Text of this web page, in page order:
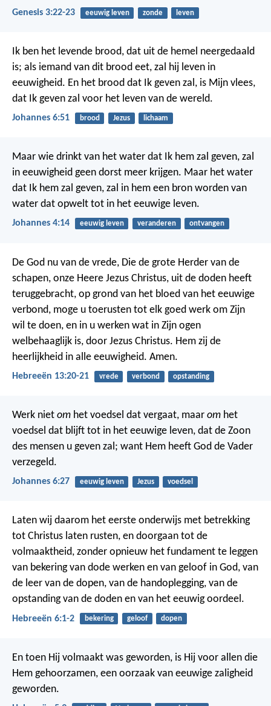
Genesis 3:22-23 eeuwig leven zonde leven
Ik ben het levende brood, dat uit de hemel neergedaald
is; als iemand van dit brood eet, zal hij leven in
eeuwigheid. En het brood dat Ik geven zal, is Mijn vlees,
dat Ik geven zal voor het leven van de wereld.
Johannes 6:51 brood Jezus lichaam
Maar wie drinkt van het water dat Ik hem zal geven, zal
in eeuwigheid geen dorst meer krijgen. Maar het water
dat Ik hem zal geven, zal in hem een bron worden van
water dat opwelt tot in het eeuwige leven.
Johannes 4:14 eeuwig leven veranderen ontvangen
De God nu van de vrede, Die de grote Herder van de
schapen, onze Heere Jezus Christus, uit de doden heeft
teruggebracht, op grond van het bloed van het eeuwige
verbond, moge u toerusten tot elk goed werk om Zijn
wil te doen, en in u werken wat in Zijn ogen
welbehaaglijk is, door Jezus Christus. Hem zij de
heerlijkheid in alle eeuwigheid. Amen.
Hebreeën 13:20-21 vrede verbond opstanding
Werk niet om het voedsel dat vergaat, maar om het
voedsel dat blijft tot in het eeuwige leven, dat de Zoon
des mensen u geven zal; want Hem heeft God de Vader
verzegeld.
Johannes 6:27 eeuwig leven Jezus voedsel
Laten wij daarom het eerste onderwijs met betrekking
tot Christus laten rusten, en doorgaan tot de
volmaaktheid, zonder opnieuw het fundament te leggen
van bekering van dode werken en van geloof in God, van
de leer van de dopen, van de handoplegging, van de
opstanding van de doden en van het eeuwig oordeel.
Hebreeën 6:1-2 bekering geloof dopen
En toen Hij volmaakt was geworden, is Hij voor allen die
Hem gehoorzamen, een oorzaak van eeuwige zaligheid
geworden.